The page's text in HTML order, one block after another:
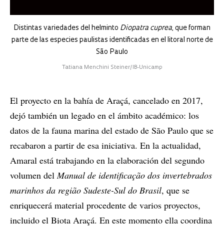
Distintas variedades del helminto Diopatra cuprea, que forman
parte de las especies paulistas identificadas en el litoral norte de
São Paulo
Tatiana Menchini Steiner/IB-Unicamp
El proyecto en la bahía de Araçá, cancelado en 2017,
dejó también un legado en el ámbito académico: los
datos de la fauna marina del estado de São Paulo que se
recabaron a partir de esa iniciativa. En la actualidad,
Amaral está trabajando en la elaboración del segundo
volumen del Manual de identificação dos invertebrados
marinhos da região Sudeste-Sul do Brasil, que se
enriquecerá material procedente de varios proyectos,
incluido el Biota Araçá. En este momento ella coordina